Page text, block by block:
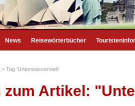
News Reisewörterbücher
> Tag 'Unterwasserwelt'
zum Artikel: